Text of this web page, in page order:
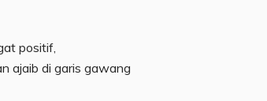
positif,
ajaib di garis gawang